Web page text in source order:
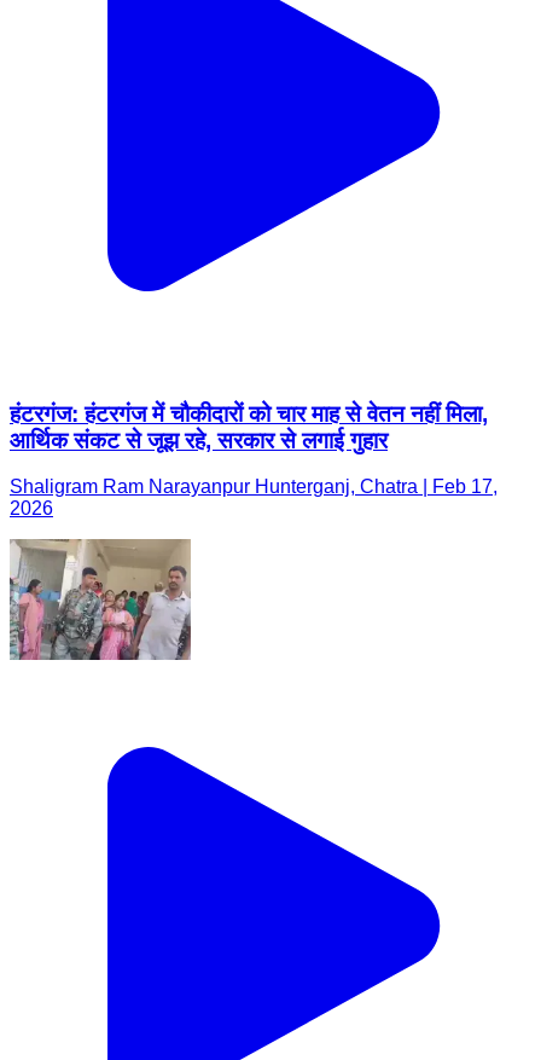
हंटरगंज: हंटरगंज में चौकीदारों को चार माह से वेतन नहीं मिला,
आर्थिक संकट से जूझ रहे, सरकार से लगाई गुहार
Shaligram Ram Narayanpur Hunterganj, Chatra | Feb 17,
2026